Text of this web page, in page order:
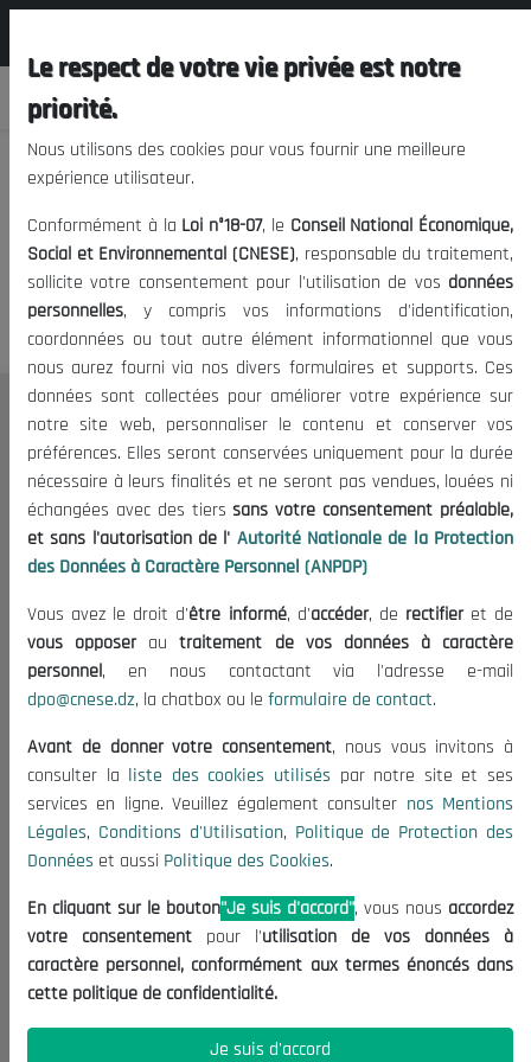
Nous vous prions de nous
excuser, mais l'accès à ce
contenu est restreint.
Le CNESE
A Propos
Le président
Organisation
Publications
Informations utiles
Appels d'offres et Consultations
Mentions Légales
Conditions d'Utilisation
Politique de Protection des Données
Politique des Cookies
Nous Contacter
(+213) 021 98 01 00|01|02
contact@cnese.dz
Suggestions ou Initiatives ?
Newsletter
dernières nouvelles.
Le respect de votre vie privée est notre
priorité.
Nous utilisons des cookies pour vous fournir une meilleure
expérience utilisateur.
Conformément à la Loi n°18-07, le Conseil National Économique,
Social et Environnemental (CNESE), responsable du traitement,
sollicite votre consentement pour l'utilisation de vos données
personnelles, y compris vos informations d'identification,
coordonnées ou tout autre élément informationnel que vous
nous aurez fourni via nos divers formulaires et supports. Ces
données sont collectées pour améliorer votre expérience sur
notre site web, personnaliser le contenu et conserver vos
préférences. Elles seront conservées uniquement pour la durée
nécessaire à leurs finalités et ne seront pas vendues, louées ni
échangées avec des tierssans votre consentement préalable,
et sans l'autorisation de l' Autorité Nationale de la Protection
des Données à Caractère Personnel (ANPDP)
Vous avez le droit d'être informé, d'accéder, de rectifieret de
vous opposerautraitement de vos données à caractère
personnel, en nous contactant via l'adresse e-mail
dpo@cnese.dz, la chatbox ou le formulaire de contact.
Avant de donner votre consentement, nous vous invitons à
consulter la liste des cookies utilisés par notre site et ses
services en ligne. Veuillez également consulter nos Mentions
Légales, Conditions d'Utilisation, Politique de Protection des
Données et aussi Politique des Cookies.
En cliquant sur le bouton"Je suis d'accord", vous nous accordez
votre consentement pour l'utilisation de vos données à
caractère personnel, conformément aux termes énoncés dans
cette politique de confidentialité.
Je suis d'accord